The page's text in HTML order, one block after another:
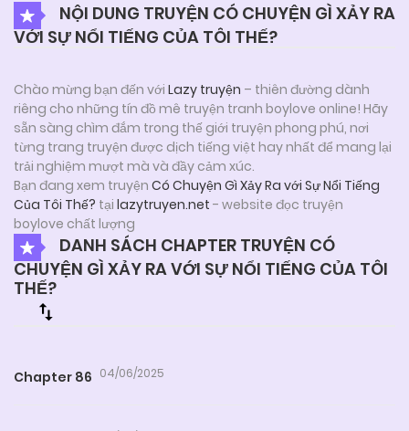
NỘI DUNG TRUYỆN CÓ CHUYỆN GÌ XẢY RA
VỚI SỰ NỔI TIẾNG CỦA TÔI THẾ?
Chào mừng bạn đến với Lazy truyện – thiên đường dành
riêng cho những tín đồ mê truyện tranh boylove online! Hãy
sẵn sàng chìm đắm trong thế giới truyện phong phú, nơi
từng trang truyện được dịch tiếng việt hay nhất để mang lại
trải nghiệm mượt mà và đầy cảm xúc.
Bạn đang xem truyện Có Chuyện Gì Xảy Ra với Sự Nổi Tiếng
Của Tôi Thế? tại lazytruyen.net - website đọc truyện
boylove chất lượng
DANH SÁCH CHAPTER TRUYỆN CÓ
CHUYỆN GÌ XẢY RA VỚI SỰ NỔI TIẾNG CỦA TÔI
THẾ?
Chapter 86 04/06/2025